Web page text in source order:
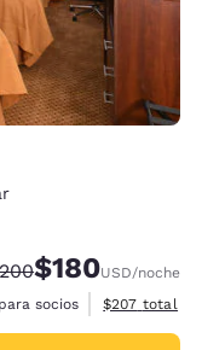
tachado:
Precio con
$180USD/noche
socios
Ver detalles
$207 total